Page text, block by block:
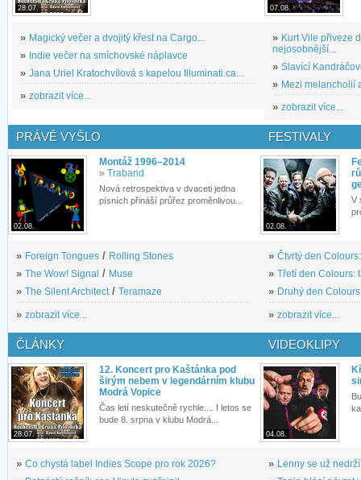
28.07.
» Magický večer a dvojitý křest na Cargo...
» Indie večer na smíchovské náplavce
» Jana Uriel Kratochvílová s kapelou Illuminati.ca...
» zobrazit více...
07.08.
» Kurt Vile přiveze
nejosobnější...
» Slavící
» Mezi melancholií
» zobrazit více...
PRÁVĚ VYŠLO
02.08.
Montáž 1996–2014
» Traband
Nová retrospektiva v dvaceti jedna
písních přináší průřez proměnlivou...
» Foreign Tongues / Rolling Stones
» The Wow! Signal / Muse
» The Silent Architect/ Teramaze
» zobrazit více...
FESTIVALY
02.08.
V
» Čtvrtý den
» Třetí den Colours:
» Druhý den
» zobrazit více...
ČLÁNKY
28.07.
12. Koncert pro Kaštánka pod
širým nebem v legendárním klubu
Modrá Vopice
Čas letí neskutečně rychle.... I letos se
bude 8. srpna v klubu Modrá...
» Co chystá label Indies Scope pro rok 2026?
VIDEOKLIPY
04.08.
» Lenny se už